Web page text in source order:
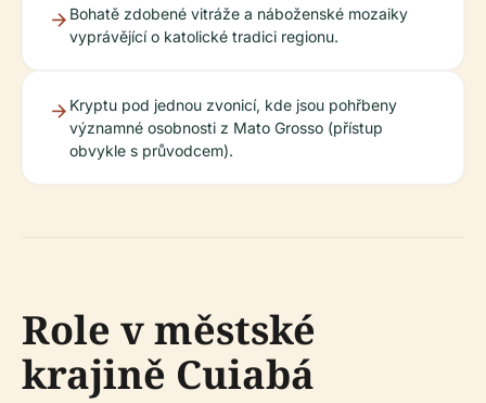
Bohatě zdobené vitráže a náboženské mozaiky
vyprávějící o katolické tradici regionu.
Kryptu pod jednou zvonicí, kde jsou pohřbeny
významné osobnosti z Mato Grosso (přístup
obvykle s průvodcem).
Role v městské
krajině Cuiabá